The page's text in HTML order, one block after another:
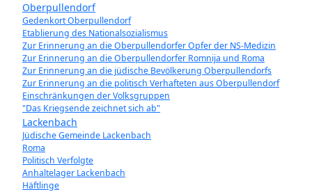
Oberpullendorf
Gedenkort Oberpullendorf
Etablierung des Nationalsozialismus
Zur Erinnerung an die Oberpullendorfer Opfer der NS-Medizin
Zur Erinnerung an die Oberpullendorfer Romnija und Roma
Zur Erinnerung an die jüdische Bevölkerung Oberpullendorfs
Zur Erinnerung an die politisch Verhafteten aus Oberpullendorf
Einschränkungen der Volksgruppen
"Das Kriegsende zeichnet sich ab"
Lackenbach
Jüdische Gemeinde Lackenbach
Roma
Politisch Verfolgte
Anhaltelager Lackenbach
Häftlinge